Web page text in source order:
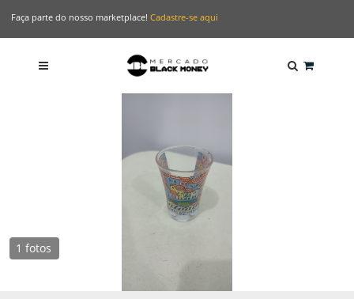
Faça parte do nosso marketplace! Cadastre-se aqui
1 fotos